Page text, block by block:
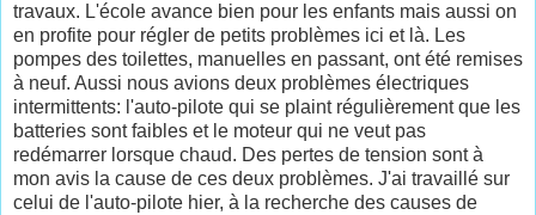
travaux. L'école avance bien pour les enfants mais aussi on
en profite pour régler de petits problèmes ici et là. Les
pompes des toilettes, manuelles en passant, ont été remises
à neuf. Aussi nous avions deux problèmes électriques
intermittents: l'auto-pilote qui se plaint régulièrement que les
batteries sont faibles et le moteur qui ne veut pas
redémarrer lorsque chaud. Des pertes de tension sont à
mon avis la cause de ces deux problèmes. J'ai travaillé sur
celui de l'auto-pilote hier, à la recherche des causes de